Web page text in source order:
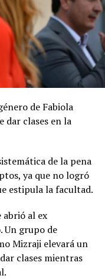
de Fabiola
dar clases en la
de la pena
ya que no logró
estipula la facultad.
abrió al ex
Un grupo de
Mizraji elevará un
clases mientras